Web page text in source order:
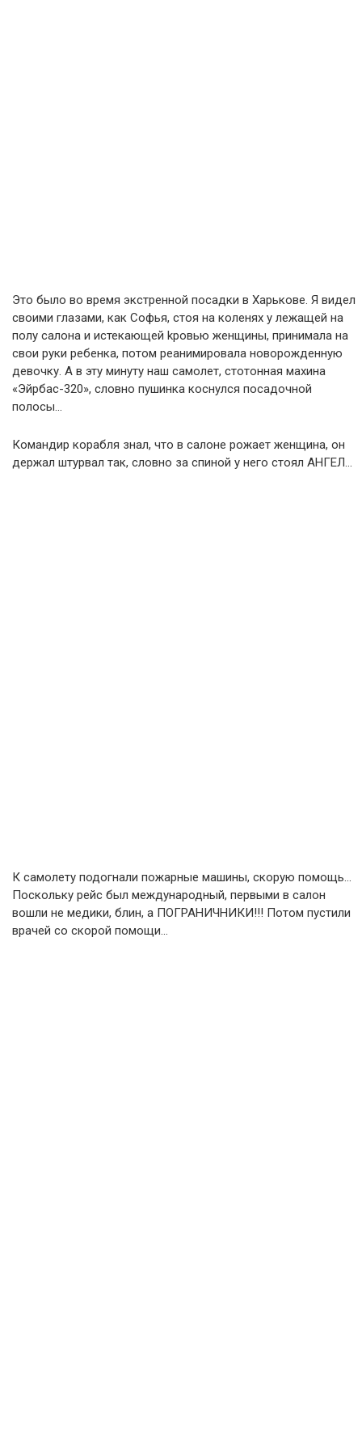
Это было во время экстренной посадки в Харькове. Я видел
своими глазами, как Софья, стоя на коленях у лежащей на
полу салона и истекающей kрoвью женщины, принимала на
свои руки ребенка, потом реанимировала новорожденную
девочку. А в эту минуту наш самолет, стотонная махина
«Эйрбас-320», словно пушинка коснулся посадочной
полосы…
Командир корабля знал, что в салоне рожает женщина, он
держал штурвал так, словно за спиной у него стоял АНГЕЛ…
К самолету подогнали пожарные машины, скорую помощь…
Поскольку рейс был международный, первыми в салон
вошли не медики, блин, а ПОГРАНИЧНИКИ!!! Потом пустили
врачей со скорой помощи…